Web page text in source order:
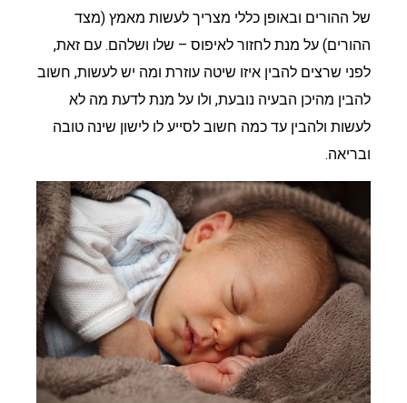
של ההורים ובאופן כללי מצריך לעשות מאמץ (מצד
ההורים) על מנת לחזור לאיפוס – שלו ושלהם. עם זאת,
לפני שרצים להבין איזו שיטה עוזרת ומה יש לעשות, חשוב
להבין מהיכן הבעיה נובעת, ולו על מנת לדעת מה לא
לעשות ולהבין עד כמה חשוב לסייע לו לישון שינה טובה
ובריאה.